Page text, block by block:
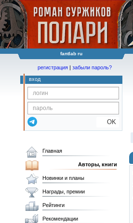
fantlab ru
регистрация | забыли пароль?
вход
OK
Главная
Авторы, книги
Новинки и планы
Награды, премии
Рейтинги
Рекомендации